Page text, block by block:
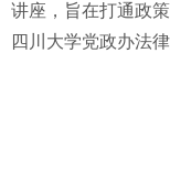
讲座，旨在打通政
四川大学党政办法